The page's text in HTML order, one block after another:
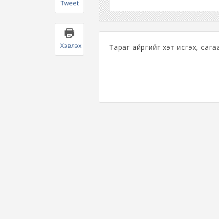
Tweet
Хэвлэх Тараг айргийг хэт исгэх,